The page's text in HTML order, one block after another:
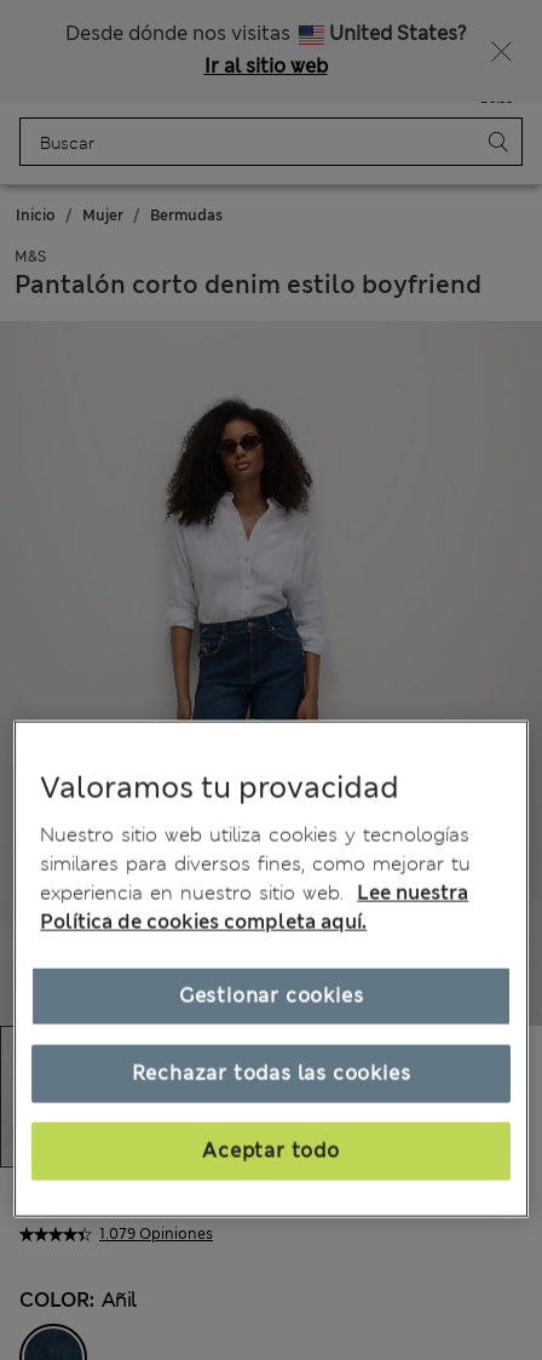
Desde dónde nos visitas
United States?
Ir al sitio web
Bolso
Inicio Mujer Bermudas
M&S
Pantalón corto denim estilo boyfriend
1.079 Opiniones
COLOR: Añil
Valoramos tu provacidad
Nuestro sitio web utiliza cookies y tecnologías
similares para diversos fines, como mejorar tu
experiencia en nuestro sitio web.
Lee nuestra
Política de cookies completa aquí.
Rechazar todas las cookies
Aceptar todo
Gestionar cookies